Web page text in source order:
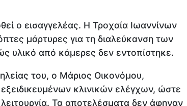
ο εισαγγελέας. Η Τροχαία Ιωαννίνων
μάρτυρες για τη διαλεύκανση των
υλικό από κάμερες δεν εντοπίστηκε.
του, ο Μάριος Οικονόμου,
κλινικών ελέγχων, ώστε
Τα αποτελέσματα δεν άφηναν